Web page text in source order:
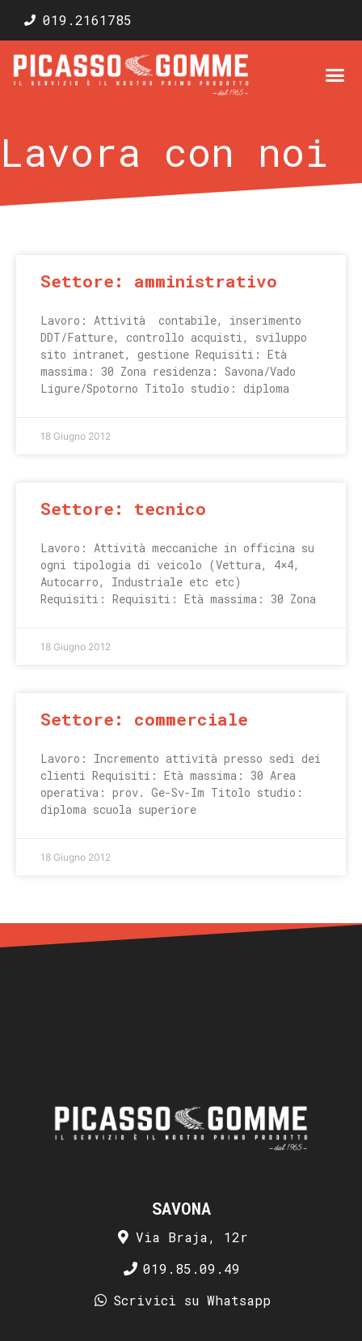
019.2161785
Lavora con noi
Settore: amministrativo
Lavoro: Attività contabile, inserimento
DDT/Fatture, controllo acquisti, sviluppo
sito intranet, gestione Requisiti: Età
massima: 30 Zona residenza: Savona/Vado
Ligure/Spotorno Titolo studio: diploma
18 Giugno 2012
Settore: tecnico
Lavoro: Attività meccaniche in officina su
ogni tipologia di veicolo (Vettura, 4×4,
Autocarro, Industriale etc etc)
Requisiti: Requisiti: Età massima: 30 Zona
18 Giugno 2012
Settore: commerciale
Lavoro: Incremento attività presso sedi dei
clienti Requisiti: Età massima: 30 Area
operativa: prov. Ge-Sv-Im Titolo studio:
diploma scuola superiore
18 Giugno 2012
SAVONA
Via Braja, 12r
019.85.09.49
Scrivici su Whatsapp